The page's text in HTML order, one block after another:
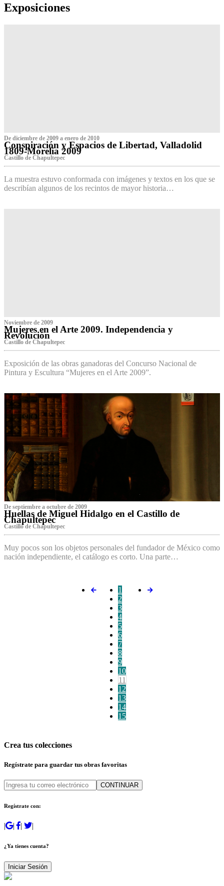
Exposiciones
De diciembre de 2009 a enero de 2010
Conspiración y Espacios de Libertad, Valladolid
1809-Morelia 2009
Castillo de Chapultepec
La muestra estuvo conformada con imágenes y textos en los que se
describían algunos de los recintos de mayor historia…
Noviembre de 2009
Mujeres en el Arte 2009. Independencia y
Revolución
Castillo de Chapultepec
Exposición de las obras ganadoras del Concurso Nacional de
Pintura y Escultura “Mujeres en el Arte 2009”.
De septiembre a octubre de 2009
Huellas de Miguel Hidalgo en el Castillo de
Chapultepec
Castillo de Chapultepec
Muy pocos son los objetos personales del fundador de México como
nación independiente, el catálogo es corto. Una parte…
1
2
3
4
5
6
7
8
9
10
11
12
13
14
15
Crea tus colecciones
Regístrate para guardar tus obras favoritas
CONTINUAR
Regístrate con:
| | | |
¿Ya tienes cuenta?
Iniciar Sesión